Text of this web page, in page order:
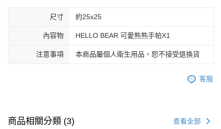
尺寸 約25x25
內容物 HELLO BEAR 可愛熊熊手帕X1
注意事項 本商品屬個人衛生用品，恕不接受退換貨
客服
商品相關分類 (3) 查看全部